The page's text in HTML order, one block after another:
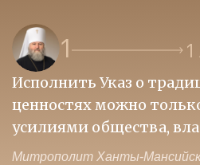
1 1
Исполнить Указ о
ценностях можно
усилиями общества,
Митрополит Ханты-